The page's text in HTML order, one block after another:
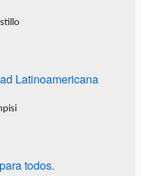
Latinoamericana
todos.